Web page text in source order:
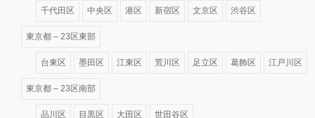
千代田区 中央区 港区 新宿区 文京区 渋谷区
東京都 – 23区東部
台東区 墨田区 江東区 荒川区 足立区 葛飾区 江戸川区
東京都 – 23区南部
品川区 目黒区 大田区 世田谷区